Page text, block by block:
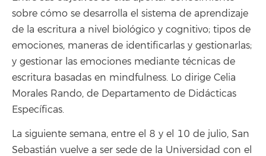
sobre cómo se desarrolla el sistema de aprendizaje
de la escritura a nivel biológico y cognitivo; tipos de
emociones, maneras de identificarlas y gestionarlas;
y gestionar las emociones mediante técnicas de
escritura basadas en mindfulness. Lo dirige Celia
Morales Rando, de Departamento de Didácticas
Específicas.
La siguiente semana, entre el 8 y el 10 de julio, San
Sebastián vuelve a ser sede de la Universidad con el